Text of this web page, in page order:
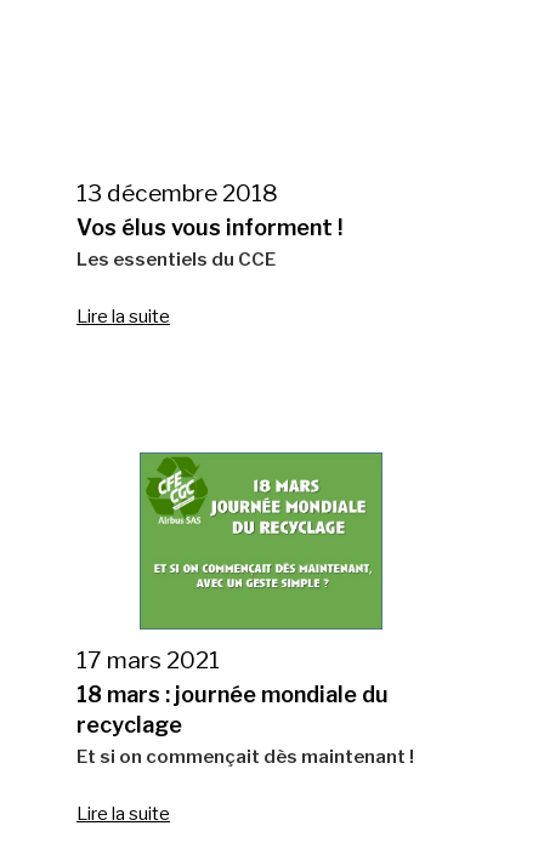
13 décembre 2018
Vos élus vous informent !
Les essentiels du CCE
Lire la suite
17 mars 2021
18 mars : journée mondiale du
recyclage
Et si on commençait dès maintenant !
Lire la suite